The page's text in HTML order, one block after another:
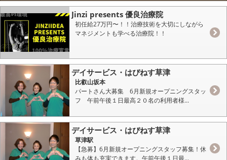
Jinzi presents 優良治療院
初任給27万円〜！！治療技術を大切にしながら
マネジメントも学べる治療院！！
デイサービス・はぴねす草津
比叡山坂本
パートさん大募集 6月新規オープニングスタッ
フ 午前午後１日最高２０名の利用者様...
デイサービス・はぴねす草津
草津駅
【急募】6月新規オープニングスタッフ募集！休